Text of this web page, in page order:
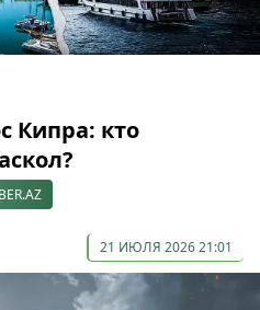
Кипра: кто
21 ИЮЛЯ 2026 21:01